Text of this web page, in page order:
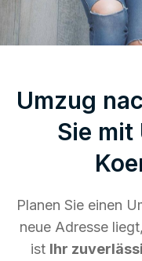
Umzug
Sie mit
Planen Sie einen
neue Adresse
ist Ihr